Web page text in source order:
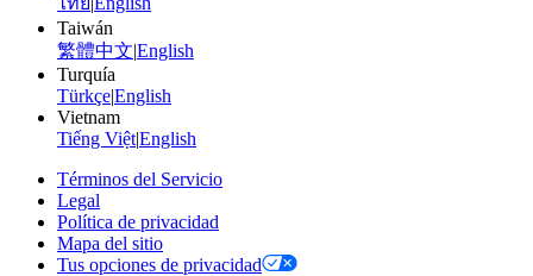
Taiwán
繁體中文|English
Turquía
Türkçe|English
Vietnam
Tiếng Việt|English
Términos del Servicio
Legal
Política de privacidad
Mapa del sitio
Tus opciones de privacidad